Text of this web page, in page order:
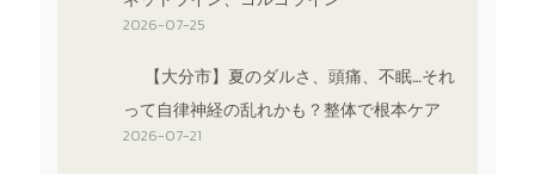
2026-07-25
【大分市】夏のダルさ、頭痛、不眠…それ
って自律神経の乱れかも？整体で根本ケア
2026-07-21